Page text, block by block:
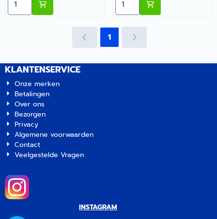
2000 400 Wit-Horizon Grey
| Artikelnummer 2625024
2000 375 Wit-Horizon Grey
| Artikelnummer 2625023
1
KLANTENSERVICE
Onze merken
Betalingen
Over ons
Bezorgen
Privacy
Algemene voorwaarden
Contact
Veelgestelde Vragen
INSTAGRAM